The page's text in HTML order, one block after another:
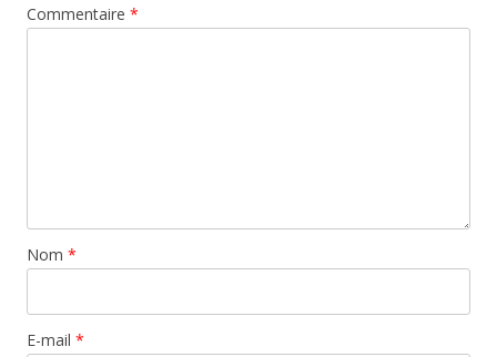
Commentaire *
Nom *
E-mail *